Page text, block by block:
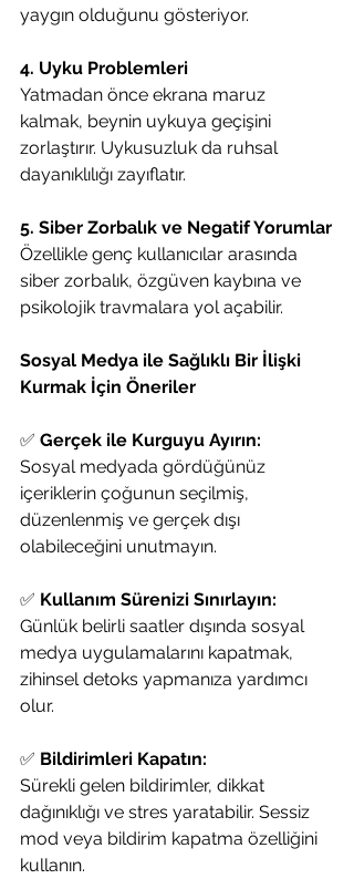
yaygın olduğunu gösteriyor.
4. Uyku Problemleri
Yatmadan önce ekrana maruz
kalmak, beynin uykuya geçişini
zorlaştırır. Uykusuzluk da ruhsal
dayanıklılığı zayıflatır.
5. Siber Zorbalık ve Negatif Yorumlar
Özellikle genç kullanıcılar arasında
siber zorbalık, özgüven kaybına ve
psikolojik travmalara yol açabilir.
Sosyal Medya ile Sağlıklı Bir İlişki
Kurmak İçin Öneriler
✅ Gerçek ile Kurguyu Ayırın:
Sosyal medyada gördüğünüz
içeriklerin çoğunun seçilmiş,
düzenlenmiş ve gerçek dışı
olabileceğini unutmayın.
✅ Kullanım Sürenizi Sınırlayın:
Günlük belirli saatler dışında sosyal
medya uygulamalarını kapatmak,
zihinsel detoks yapmanıza yardımcı
olur.
✅ Bildirimleri Kapatın:
Sürekli gelen bildirimler, dikkat
dağınıklığı ve stres yaratabilir. Sessiz
mod veya bildirim kapatma özelliğini
kullanın.